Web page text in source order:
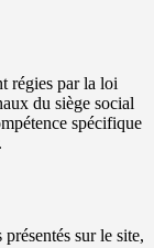
régies par la loi
du siège social
spécifique
sur le site,